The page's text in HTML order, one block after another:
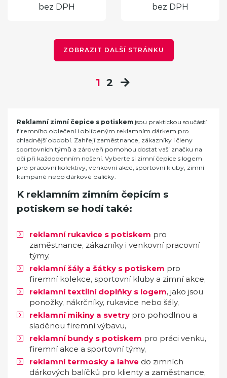
bez DPH bez DPH
ZOBRAZIT DALŠÍ STRÁNKU
1 2
Reklamní zimní čepice s potiskem jsou praktickou součástí
firemního oblečení i oblíbeným reklamním dárkem pro
chladnější období. Zahřejí zaměstnance, zákazníky i členy
sportovních týmů a zároveň pomohou dostat vaši značku na
oči při každodenním nošení. Vyberte si zimní čepice s logem
pro pracovní kolektivy, venkovní akce, sportovní kluby, zimní
kampaně nebo dárkové balíčky.
K reklamním zimním čepicím s
potiskem se hodí také:
reklamní rukavice s potiskem pro
zaměstnance, zákazníky i venkovní pracovní
týmy,
reklamní šály a šátky s potiskem pro
firemní kolekce, sportovní kluby a zimní akce,
reklamní textilní doplňky s logem, jako jsou
ponožky, nákrčníky, rukavice nebo šály,
reklamní mikiny a svetry pro pohodlnou a
sladěnou firemní výbavu,
reklamní bundy s potiskem pro práci venku,
firemní akce a sportovní týmy,
reklamní termosky a lahve do zimních
dárkových balíčků pro klienty a zaměstnance,